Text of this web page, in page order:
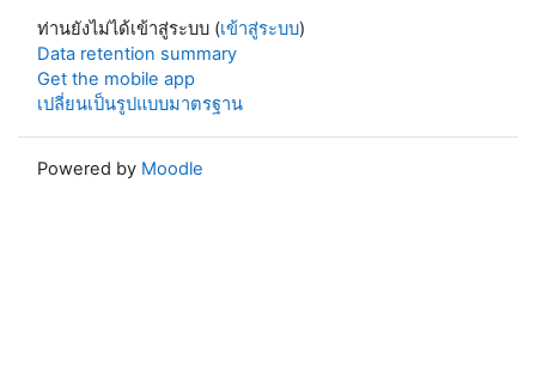
ท่านยังไม่ได้เข้าสู่ระบบ (เข้าสู่ระบบ)
Data retention summary
Get the mobile app
เปลี่ยนเป็นรูปแบบมาตรฐาน
Powered by Moodle